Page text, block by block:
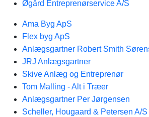
Øgård Entreprenørservice A/S
Ama Byg ApS
Flex byg ApS
Anlægsgartner Robert Smith
JRJ Anlægsgartner
Skive Anlæg og Entreprenør
Tom Malling - Alt i Træer
Anlægsgartner Per Jørgensen
Scheller, Hougaard & Petersen A/S